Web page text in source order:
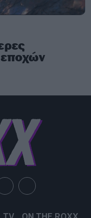
πηγαίνοντας
κόρη του (η
φυσικά τώρα δεν
τους θα